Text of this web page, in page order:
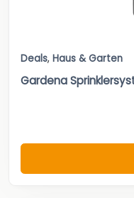
Deals, Haus & Garten
Gardena